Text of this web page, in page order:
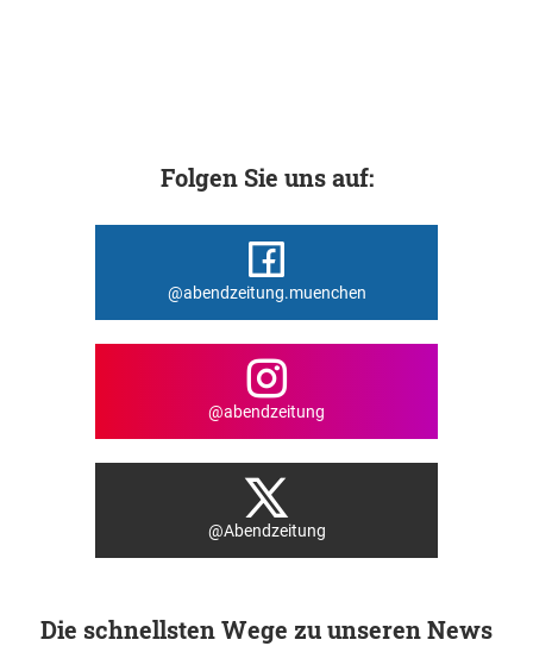
Folgen Sie uns auf:
@abendzeitung.muenchen
@abendzeitung
@Abendzeitung
Die schnellsten Wege zu unseren News